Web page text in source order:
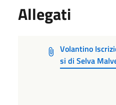
Allegati
Volantino
si di Selva